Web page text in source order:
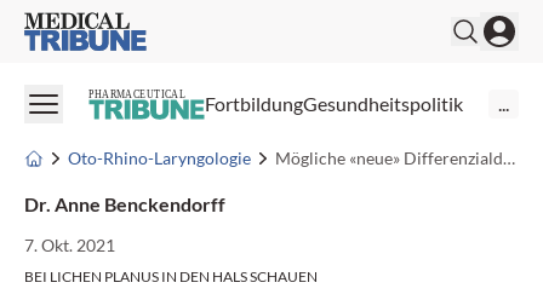
Medical Tribune
PHARMACEUTICAL FortbildungGesundheitspolitik ...
Oto-Rhino-Laryngologie Mögliche «neue» Differenzialdiagnose bei Dysphagie und Ösophagitis
Dr. Anne Benckendorff
7. Okt. 2021
BEI LICHEN PLANUS IN DEN HALS SCHAUEN